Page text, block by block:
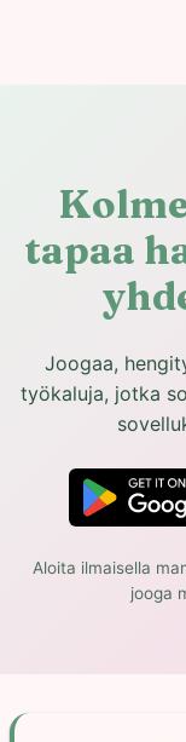
tapaa
Joogaa,
työkaluja, jotka
Aloita ilmaisella
jooga